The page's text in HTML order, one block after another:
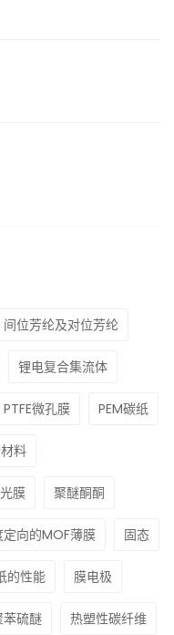
间位芳纶及对位芳纶
锂电复合集流体
PTFE微孔膜 PEM碳纸
料
膜 聚醚酮酮
定向的MOF薄膜 固态
的性能 膜电极
苯硫醚 热塑性碳纤维